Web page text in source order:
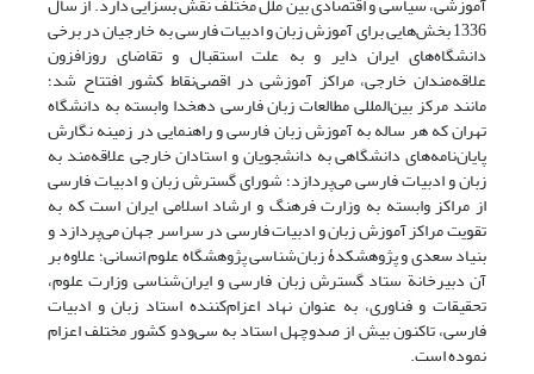
1336 بخش‌هایی برای آموزش زبان و ادبیات فارسی به خارجیان در برخی
دانشگاه‌های ایران دایر و به علت استقبال و تقاضای روزافزون
علاقه‌مندان خارجی، مراکز آموزشی در اقصی‌نقاط کشور افتتاح شد؛
مانند مرکز بین‌المللی مطالعات زبان فارسی دهخدا وابسته به دانشگاه
تهران که هر ساله به آموزش زبان فارسی و راهنمایی در زمینه نگارش
پایان‌نامه‌های دانشگاهی به دانشجویان و استادان خارجی علاقه‌مند به
زبان و ادبیات فارسی می‌پردازد؛ شورای گسترش زبان و ادبیات فارسی
از مراکز وابسته به وزارت فرهنگ و ارشاد اسلامی ایران است که به
تقویت مراکز آموزش زبان و ادبیات فارسی در سراسر جهان می‌پردازد و
بنیاد سعدی و پژوهشکدۀ زبان‌شناسی پژوهشگاه علوم انسانی؛ علاوه بر
آن دبیرخانة ستاد گسترش زبان فارسی و ایران‌شناسی وزارت علوم،
تحقیقات و فناوری، به عنوان نهاد اعزام‌کننده استاد زبان و ادبیات
فارسی، تاکنون بیش از صدوچهل استاد به سی‌و‌دو کشور مختلف اعزام
نموده است.